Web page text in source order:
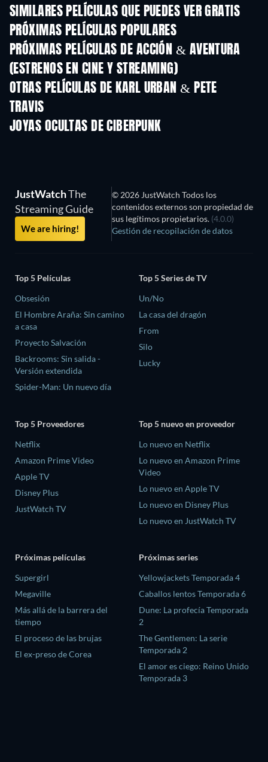
SIMILARES PELÍCULAS QUE PUEDES VER GRATIS
PRÓXIMAS PELÍCULAS POPULARES
PRÓXIMAS PELÍCULAS DE ACCIÓN & AVENTURA
(ESTRENOS EN CINE Y STREAMING)
OTRAS PELÍCULAS DE KARL URBAN & PETE
TRAVIS
JOYAS OCULTAS DE CIBERPUNK
JustWatchThe
Streaming Guide
We are hiring!
© 2026 JustWatch Todos los
contenidos externos son propiedad de
sus legítimos propietarios. (4.0.0)
Gestión de recopilación de datos
Top 5 Películas
Obsesión
El Hombre Araña: Sin camino
a casa
Proyecto Salvación
Backrooms: Sin salida -
Versión extendida
Spider-Man: Un nuevo día
Top 5 Series de TV
Un/No
La casa del dragón
From
Silo
Lucky
Top 5 Proveedores
Netflix
Amazon Prime Video
Apple TV
Disney Plus
JustWatch TV
Top 5 nuevo en proveedor
Lo nuevo en Netflix
Lo nuevo en Amazon Prime
Video
Lo nuevo en Apple TV
Lo nuevo en Disney Plus
Lo nuevo en JustWatch TV
Próximas películas
Supergirl
Megaville
Más allá de la barrera del
tiempo
El proceso de las brujas
El ex-preso de Corea
Próximas series
Yellowjackets Temporada 4
Caballos lentos Temporada 6
Dune: La profecía Temporada
2
The Gentlemen: La serie
Temporada 2
El amor es ciego: Reino Unido
Temporada 3